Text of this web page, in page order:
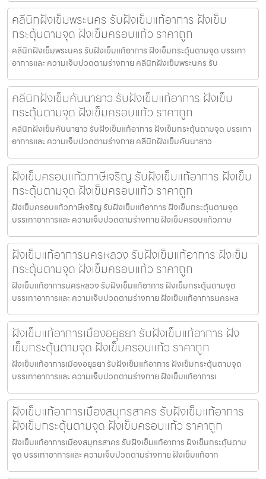
คลีนิกฝังเข็มพระนคร รับฝังเข็มแก้อาการ ฝังเข็ม
กระตุ้นตามจุด ฝังเข็มครอบแก้ว ราคาถูก
คลีนิกฝังเข็มพระนคร รับฝังเข็มแก้อาการ ฝังเข็มกระตุ้นตามจุด บรรเทา
อาการและ ความเจ็บปวดตามร่างกาย คลีนิกฝังเข็มพระนคร รับ
คลีนิกฝังเข็มคันนายาว รับฝังเข็มแก้อาการ ฝังเข็ม
กระตุ้นตามจุด ฝังเข็มครอบแก้ว ราคาถูก
คลีนิกฝังเข็มคันนายาว รับฝังเข็มแก้อาการ ฝังเข็มกระตุ้นตามจุด บรรเทา
อาการและ ความเจ็บปวดตามร่างกาย คลีนิกฝังเข็มคันนายาว
ฝังเข็มครอบแก้วภาษีเจริญ รับฝังเข็มแก้อาการ ฝังเข็ม
กระตุ้นตามจุด ฝังเข็มครอบแก้ว ราคาถูก
ฝังเข็มครอบแก้วภาษีเจริญ รับฝังเข็มแก้อาการ ฝังเข็มกระตุ้นตามจุด
บรรเทาอาการและ ความเจ็บปวดตามร่างกาย ฝังเข็มครอบแก้วภาษ
ฝังเข็มแก้อาการนครหลวง รับฝังเข็มแก้อาการ ฝังเข็ม
กระตุ้นตามจุด ฝังเข็มครอบแก้ว ราคาถูก
ฝังเข็มแก้อาการนครหลวง รับฝังเข็มแก้อาการ ฝังเข็มกระตุ้นตามจุด
บรรเทาอาการและ ความเจ็บปวดตามร่างกาย ฝังเข็มแก้อาการนครหล
ฝังเข็มแก้อาการเมืองอยุธยา รับฝังเข็มแก้อาการ ฝัง
เข็มกระตุ้นตามจุด ฝังเข็มครอบแก้ว ราคาถูก
ฝังเข็มแก้อาการเมืองอยุธยา รับฝังเข็มแก้อาการ ฝังเข็มกระตุ้นตามจุด
บรรเทาอาการและ ความเจ็บปวดตามร่างกาย ฝังเข็มแก้อาการเ
ฝังเข็มแก้อาการเมืองสมุทรสาคร รับฝังเข็มแก้อาการ
ฝังเข็มกระตุ้นตามจุด ฝังเข็มครอบแก้ว ราคาถูก
ฝังเข็มแก้อาการเมืองสมุทรสาคร รับฝังเข็มแก้อาการ ฝังเข็มกระตุ้นตาม
จุด บรรเทาอาการและ ความเจ็บปวดตามร่างกาย ฝังเข็มแก้อาก